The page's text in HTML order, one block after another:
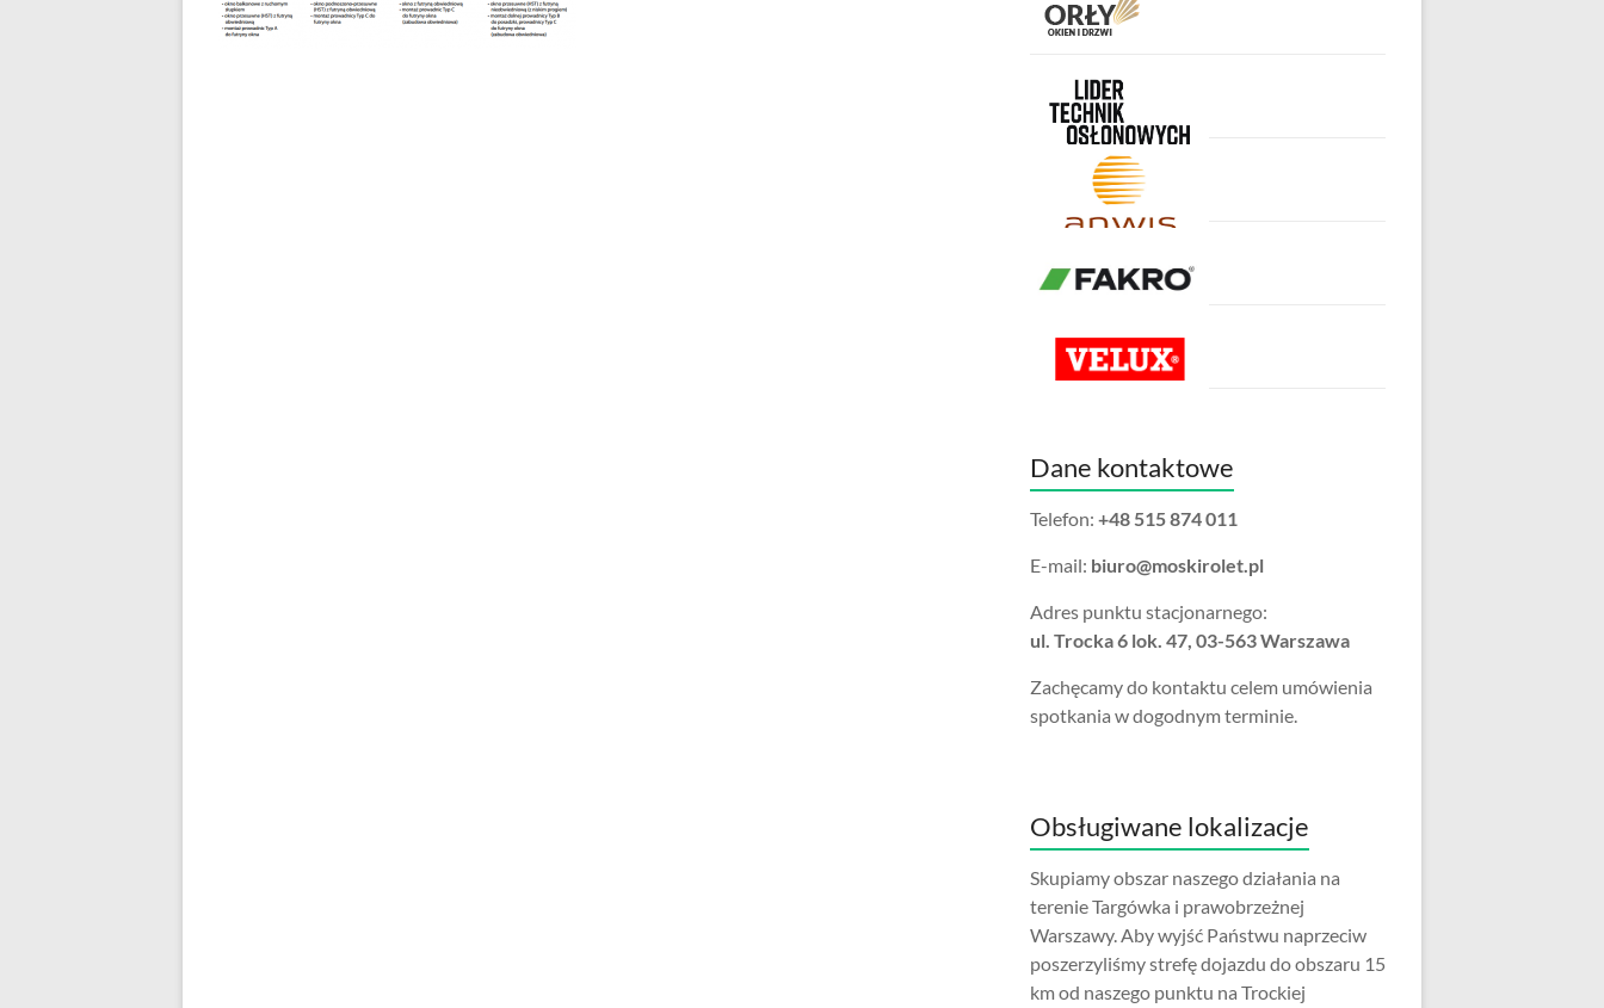
Dane kontaktowe
Telefon: +48 515 874 011
E-mail: biuro@moskirolet.pl
Adres punktu stacjonarnego:
ul. Trocka 6 lok. 47, 03-563 Warszawa
Zachęcamy do kontaktu celem umówienia
spotkania w dogodnym terminie.
Obsługiwane lokalizacje
Skupiamy obszar naszego działania na
terenie Targówka i prawobrzeżnej
Warszawy. Aby wyjść Państwu naprzeciw
poszerzyliśmy strefę dojazdu do obszaru 15
km od naszego punktu na Trockiej